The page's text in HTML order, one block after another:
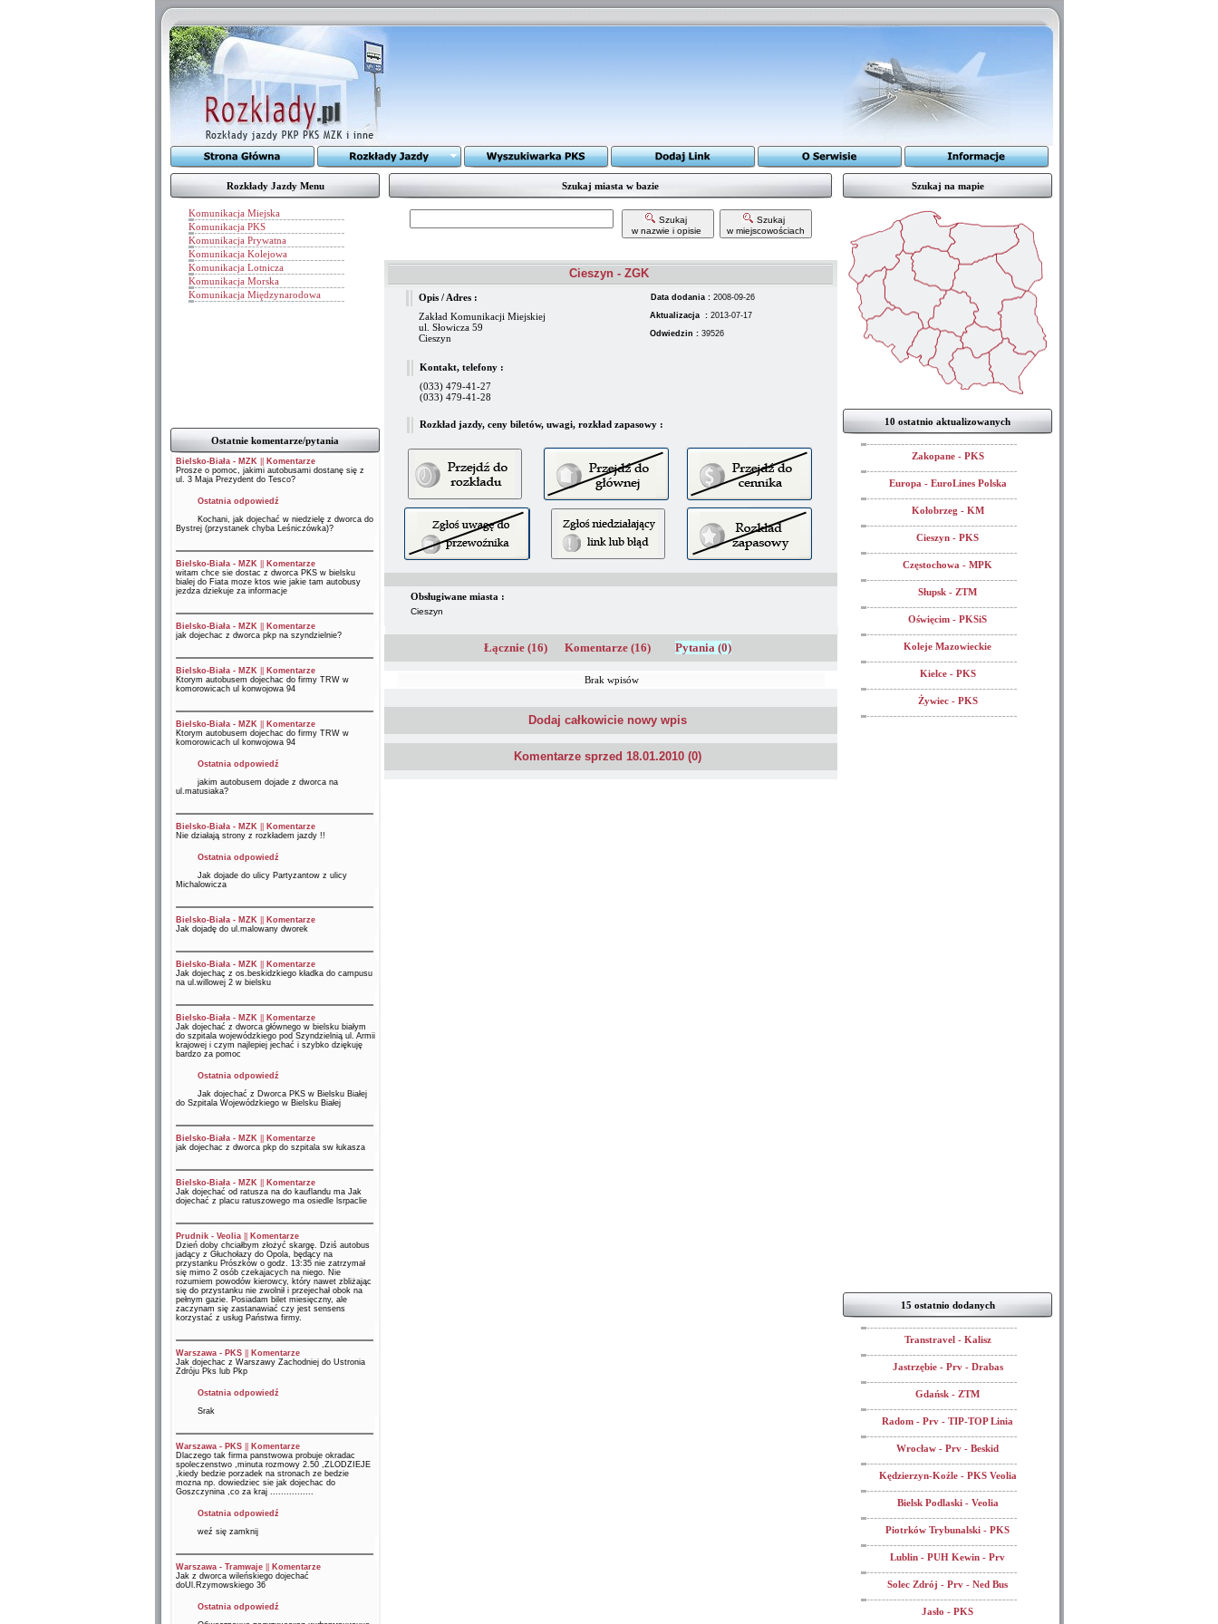
Rozkłady Jazdy Menu
Komunikacja Miejska
Komunikacja PKS
Komunikacja Prywatna
Komunikacja Kolejowa
Komunikacja Lotnicza
Komunikacja Morska
Komunikacja Międzynarodowa
Ostatnie komentarze/pytania
Bielsko-Biała - MZK||
Komentarze
Prosze o pomoc, jakimi autobusami dostanę się z
ul. 3 Maja Prezydent do Tesco?
Ostatnia odpowiedź
Kochani, jak dojechać w niedzielę z dworca do
Bystrej (przystanek chyba Leśniczówka)?
Bielsko-Biała - MZK||
Komentarze
witam chce sie dostac z dworca PKS w bielsku
bialej do Fiata moze ktos wie jakie tam autobusy
jezdza dziekuje za informacje
Bielsko-Biała - MZK||
Komentarze
jak dojechac z dworca pkp na szyndzielnie?
Bielsko-Biała - MZK||
Komentarze
Ktorym autobusem dojechac do firmy TRW w
komorowicach ul konwojowa 94
Bielsko-Biała - MZK||
Komentarze
Ktorym autobusem dojechac do firmy TRW w
komorowicach ul konwojowa 94
Ostatnia odpowiedź
jakim autobusem dojade z dworca na
ul.matusiaka?
Bielsko-Biała - MZK||
Komentarze
Nie działają strony z rozkładem jazdy !!
Ostatnia odpowiedź
Jak dojade do ulicy Partyzantow z ulicy
Michalowicza
Bielsko-Biała - MZK||
Komentarze
Jak dojadę do ul.malowany dworek
Bielsko-Biała - MZK||
Komentarze
Jak dojechaç z os.beskidzkiego kładka do campusu
na ul.willowej 2 w bielsku
Bielsko-Biała - MZK||
Komentarze
Jak dojechać z dworca głównego w bielsku białym
do szpitala wojewódzkiego pod Szyndzielnią ul. Armii
krajowej i czym najlepiej jechać i szybko dziękuję
bardzo za pomoc
Ostatnia odpowiedź
Jak dojechać z Dworca PKS w Bielsku Białej
do Szpitala Wojewódzkiego w Bielsku Białej
Bielsko-Biała - MZK||
Komentarze
jak dojechac z dworca pkp do szpitala sw łukasza
Bielsko-Biała - MZK||
Komentarze
Jak dojechać od ratusza na do kauflandu ma Jak
dojechać z placu ratuszowego ma osiedle lsrpaclie
Prudnik - Veolia||
Komentarze
Dzień doby chciałbym złożyć skargę. Dziś autobus
jadący z Głuchołazy do Opola, będący na
przystanku Prószków o godz. 13:35 nie zatrzymał
się mimo 2 osób czekajacych na niego. Nie
rozumiem powodów kierowcy, który nawet zbliżając
się do przystanku nie zwolnił i przejechał obok na
pełnym gazie. Posiadam bilet miesięczny, ale
zaczynam się zastanawiać czy jest sensens
korzystać z usług Państwa firmy.
Warszawa - PKS||
Komentarze
Jak dojechac z Warszawy Zachodniej do Ustronia
Zdróju Pks lub Pkp
Ostatnia odpowiedź
Srak
Warszawa - PKS||
Komentarze
Dlaczego tak firma panstwowa probuje okradac
spoleczenstwo ,minuta rozmowy 2.50 ,ZLODZIEJE
,kiedy bedzie porzadek na stronach ze bedzie
mozna np. dowiedziec sie jak dojechac do
Goszczynina ,co za kraj ................
Ostatnia odpowiedź
weź się zamknij
Warszawa - Tramwaje||
Komentarze
Jak z dworca wileńskiego dojechać
doUl.Rzymowskiego 36
Ostatnia odpowiedź
Szukaj miasta w bazie
Szukaj
w nazwie i opisie
Szukaj
w miejscowościach
Cieszyn - ZGK
Opis / Adres : Data dodania : 2008-09-26
Zakład Komunikacji Miejskiej
ul. Słowicza 59
Cieszyn
Aktualizacja : 2013-07-17
Odwiedzin : 39526
Kontakt, telefony :
(033) 479-41-27
(033) 479-41-28
Rozkład jazdy, ceny biletów, uwagi, rozkład zapasowy :
Obsługiwane miasta :
Cieszyn
Łącznie (16) Komentarze (16) Pytania (0)
Brak wpisów
Dodaj całkowicie nowy wpis
Komentarze sprzed 18.01.2010 (0)
Szukaj na mapie
10 ostatnio aktualizowanych
Zakopane - PKS
Europa - EuroLines Polska
Kołobrzeg - KM
Cieszyn - PKS
Częstochowa - MPK
Słupsk - ZTM
Oświęcim - PKSiS
Koleje Mazowieckie
Kielce - PKS
Żywiec - PKS
15 ostatnio dodanych
Transtravel - Kalisz
Jastrzębie - Prv - Drabas
Gdańsk - ZTM
Radom - Prv - TIP-TOP Linia
Wrocław - Prv - Beskid
Kędzierzyn-Koźle - PKS Veolia
Bielsk Podlaski - Veolia
Piotrków Trybunalski - PKS
Lublin - PUH Kewin - Prv
Solec Zdrój - Prv - Ned Bus
Jasło - PKS